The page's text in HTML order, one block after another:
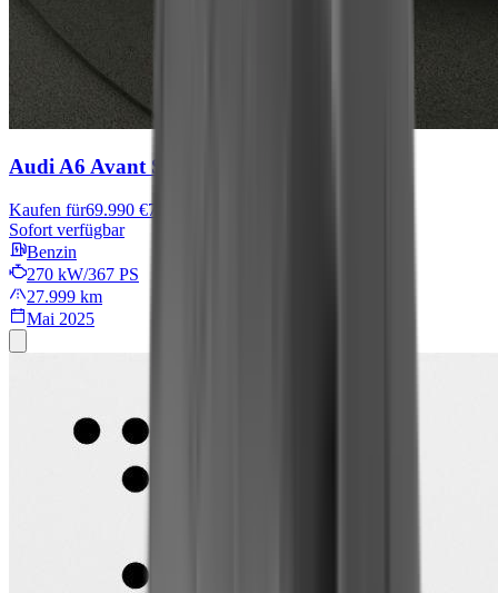
Audi A6 Avant S line
Kaufen für69.990 €71.990 €
Sofort verfügbar
Benzin
270 kW/367 PS
27.999 km
Mai 2025